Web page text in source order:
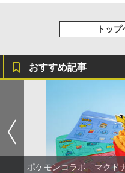
トッ
おすすめ記事
ポケモンコラボ「マクド